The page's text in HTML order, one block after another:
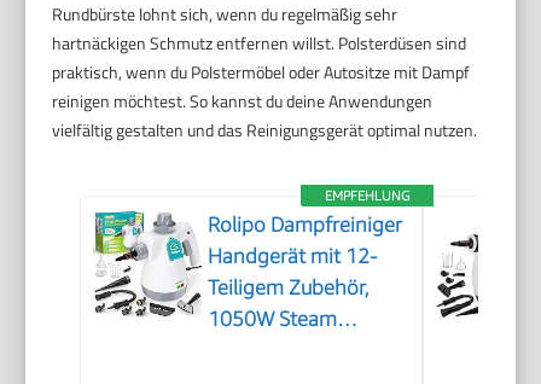
Rundbürste lohnt sich, wenn du regelmäßig sehr
hartnäckigen Schmutz entfernen willst. Polsterdüsen sind
praktisch, wenn du Polstermöbel oder Autositze mit Dampf
reinigen möchtest. So kannst du deine Anwendungen
vielfältig gestalten und das Reinigungsgerät optimal nutzen.
EMPFEHLUNG
Rolipo Dampfreiniger
Handgerät mit 12-
Teiligem Zubehör,
1050W Steam